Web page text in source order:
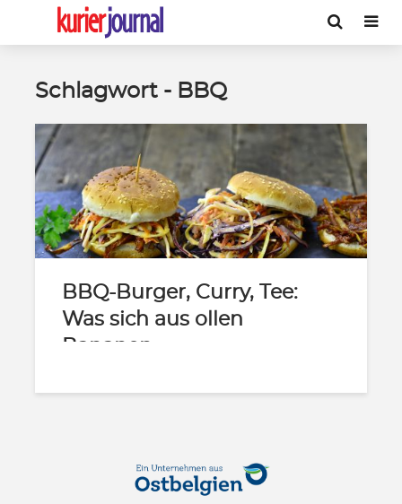
Schlagwort - BBQ
BBQ-Burger, Curry, Tee:
Was sich aus ollen
Bananen...